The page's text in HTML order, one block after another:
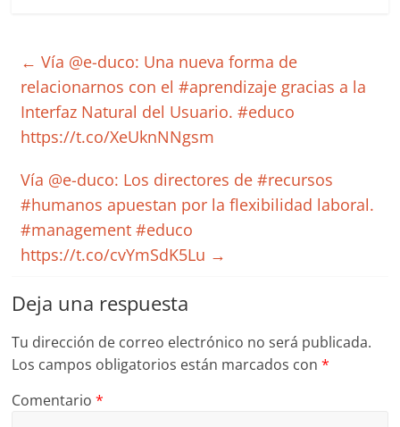
← Vía @e-duco: Una nueva forma de
relacionarnos con el #aprendizaje gracias a la
Interfaz Natural del Usuario. #educo
https://t.co/XeUknNNgsm
Vía @e-duco: Los directores de #recursos
#humanos apuestan por la flexibilidad laboral.
#management #educo
https://t.co/cvYmSdK5Lu →
Deja una respuesta
Tu dirección de correo electrónico no será publicada.
Los campos obligatorios están marcados con*
Comentario*